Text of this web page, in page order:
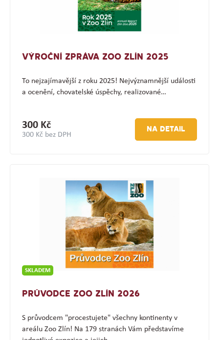
VÝROČNÍ ZPRÁVA ZOO ZLÍN 2025
To nejzajímavější z roku 2025! Nejvýznamnější události
a ocenění, chovatelské úspěchy, realizované…
300 Kč
300 Kč bez DPH
NA DETAIL
SKLADEM
PRŮVODCE ZOO ZLÍN 2026
S průvodcem "procestujete" všechny kontinenty v
areálu Zoo Zlín! Na 179 stranách Vám představíme